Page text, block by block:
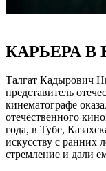
КАРЬЕРА
Талгат Кадырович
представитель
кинематографе
отечественного
года, в Тубе,
искусству с ранних
стремление и дали